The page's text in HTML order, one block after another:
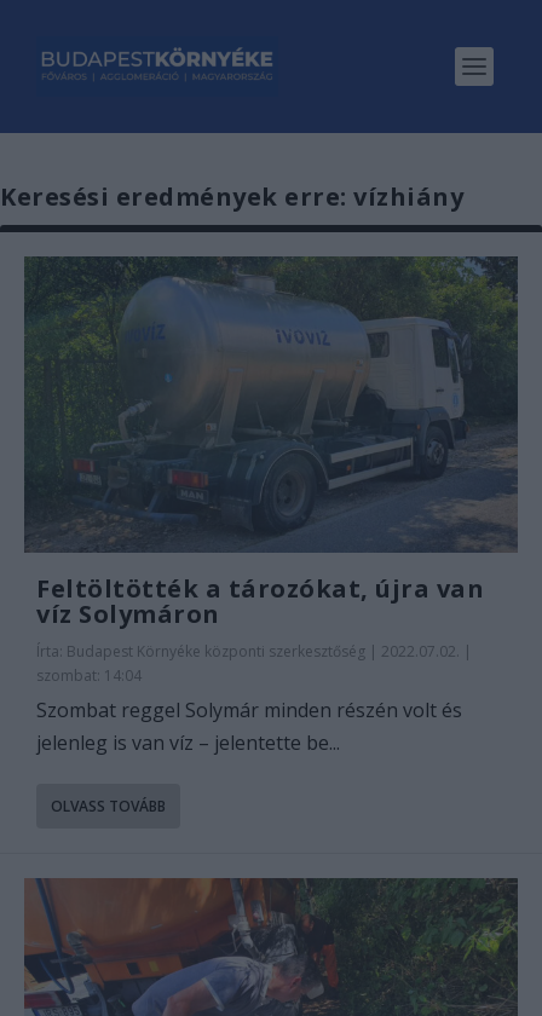
Keresési eredmények erre: vízhiány
Feltöltötték a tározókat, újra van
víz Solymáron
Írta: Budapest Környéke központi szerkesztőség | 2022.07.02. |
szombat: 14:04
Szombat reggel Solymár minden részén volt és
jelenleg is van víz – jelentette be...
OLVASS TOVÁBB